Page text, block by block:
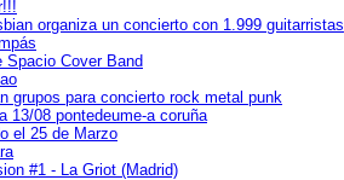
organiza un concierto con 1.999 guitarristas
Spacio Cover Band
grupos para concierto rock metal punk
13/08 pontedeume-a coruña
el 25 de Marzo
#1 - La Griot (Madrid)